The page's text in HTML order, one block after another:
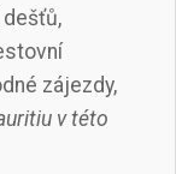
zájezdy,
v této